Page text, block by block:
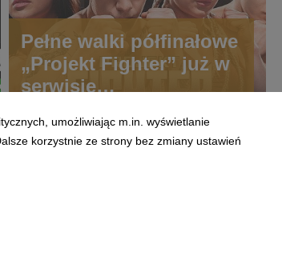
Pełne walki półfinałowe
„Projekt Fighter” już w
serwisie
CANAL+
umożliwiając m.in. wyświetlanie
korzystnie ze strony bez zmiany ustawień